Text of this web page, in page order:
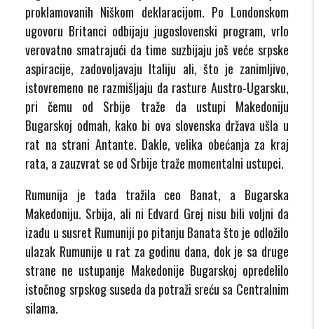
proklamovanih Niškom deklaracijom. Po Londonskom
ugovoru Britanci odbijaju jugoslovenski program, vrlo
verovatno smatrajući da time suzbijaju još veće srpske
aspiracije, zadovoljavaju Italiju ali, što je zanimljivo,
istovremeno ne razmišljaju da rasture Austro-Ugarsku,
pri čemu od Srbije traže da ustupi Makedoniju
Bugarskoj odmah, kako bi ova slovenska država ušla u
rat na strani Antante. Dakle, velika obećanja za kraj
rata, a zauzvrat se od Srbije traže momentalni ustupci.
Rumunija je tada tražila ceo Banat, a Bugarska
Makedoniju. Srbija, ali ni Edvard Grej nisu bili voljni da
izađu u susret Rumuniji po pitanju Banata što je odložilo
ulazak Rumunije u rat za godinu dana, dok je sa druge
strane ne ustupanje Makedonije Bugarskoj opredelilo
istočnog srpskog suseda da potraži sreću sa Centralnim
silama.